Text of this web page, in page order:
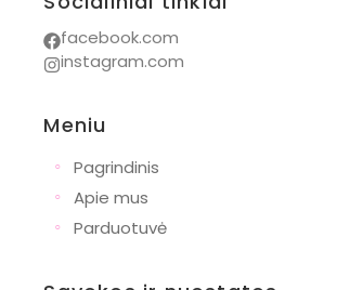
facebook.com
instagram.com
Meniu
◦
Pagrindinis
◦ Apie mus
◦ Parduotuvė